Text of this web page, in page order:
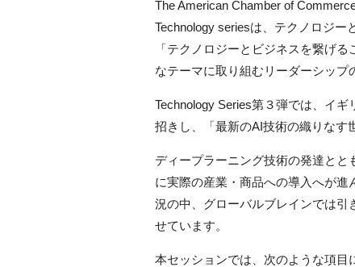
The American Chamber of
Technology seriesは、テクノロジー
「テクノロジーとビジネスを繋げ
なテーマに取り組むリーダーシップ
Technology Series第３弾では、イ
招きし、「最新のAI技術の織りなす
ディープラーニング技術の発達とと
に実際の産業・商品への導入へが
況の中、グローバルブレインでは引
せています。
本セッションでは、次のような項目